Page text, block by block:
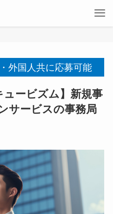
外国人共に応募可能
ュービズム】新規事
サービスの事務局